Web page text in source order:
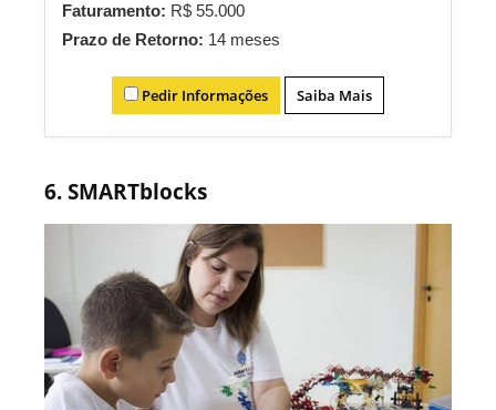
Faturamento: R$ 55.000
Prazo de Retorno: 14 meses
Pedir Informações Saiba Mais
6. SMARTblocks